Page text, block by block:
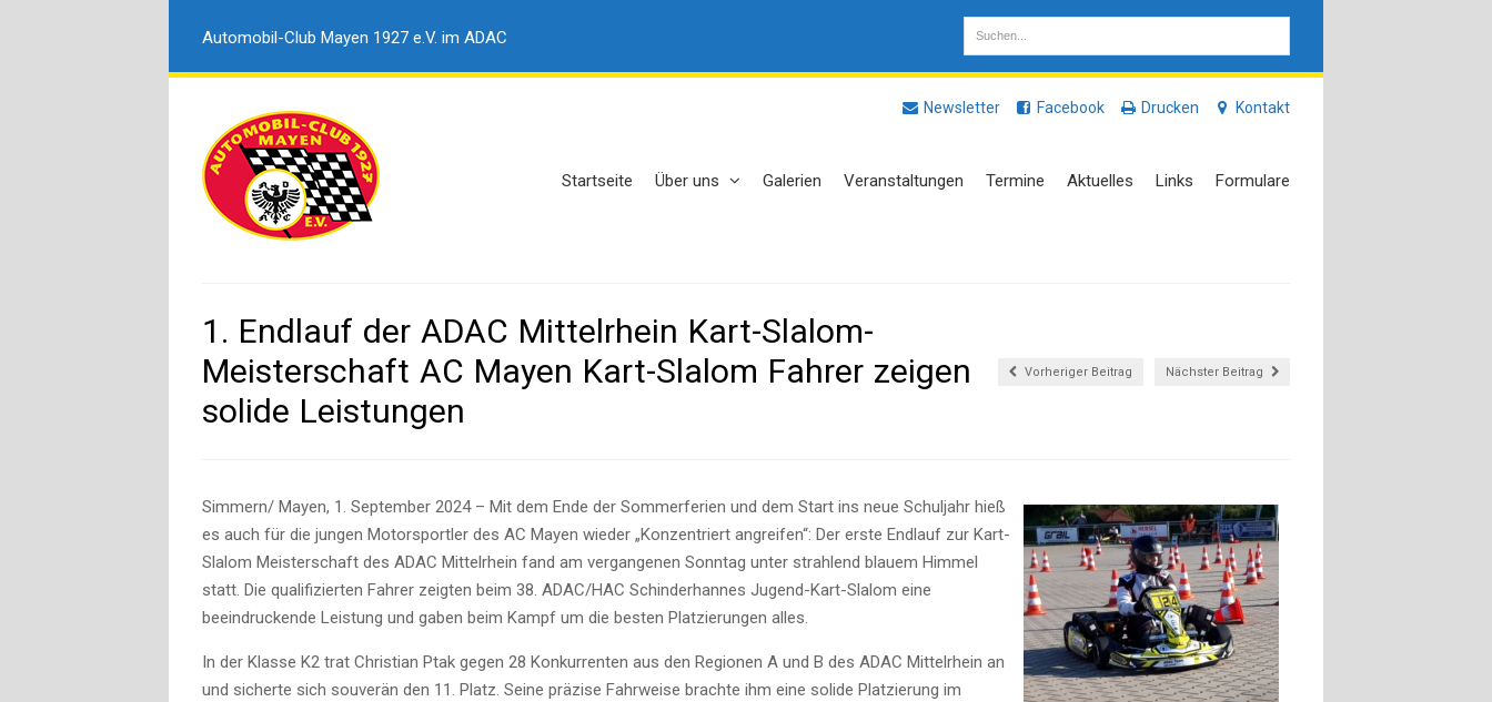
Automobil-Club Mayen 1927 e.V. im ADAC
Newsletter Facebook Drucken Kontakt
Startseite Über uns Galerien Veranstaltungen Termine Aktuelles Links Formulare
1. Endlauf der ADAC Mittelrhein Kart-Slalom-
Meisterschaft AC Mayen Kart-Slalom Fahrer zeigen
solide Leistungen
Vorheriger Beitrag Nächster Beitrag
Simmern/ Mayen, 1. September 2024 – Mit dem Ende der Sommerferien und dem Start ins neue Schuljahr hieß
es auch für die jungen Motorsportler des AC Mayen wieder „Konzentriert angreifen“: Der erste Endlauf zur Kart-
Slalom Meisterschaft des ADAC Mittelrhein fand am vergangenen Sonntag unter strahlend blauem Himmel
statt. Die qualifizierten Fahrer zeigten beim 38. ADAC/HAC Schinderhannes Jugend-Kart-Slalom eine
beeindruckende Leistung und gaben beim Kampf um die besten Platzierungen alles.
In der Klasse K2 trat Christian Ptak gegen 28 Konkurrenten aus den Regionen A und B des ADAC Mittelrhein an
und sicherte sich souverän den 11. Platz. Seine präzise Fahrweise brachte ihm eine solide Platzierung im